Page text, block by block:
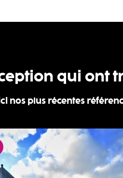
qui ont
nos plus récentes